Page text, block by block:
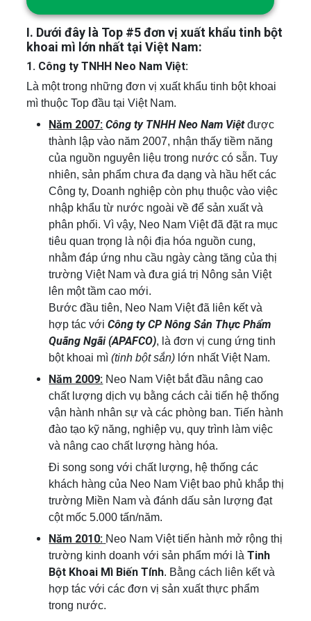
I. Dưới đây là Top #5 đơn vị xuất khẩu tinh bột
khoai mì lớn nhất tại Việt Nam:
1. Công ty TNHH Neo Nam Việt:
Là một trong những đơn vị xuất khẩu tinh bột khoai
mì thuộc Top đầu tại Việt Nam.
Năm 2007: Công ty TNHH Neo Nam Việt được
thành lập vào năm 2007, nhận thấy tiềm năng
của nguồn nguyên liệu trong nước có sẵn. Tuy
nhiên, sản phẩm chưa đa dạng và hầu hết các
Công ty, Doanh nghiệp còn phụ thuộc vào việc
nhập khẩu từ nước ngoài về để sản xuất và
phân phối. Vì vậy, Neo Nam Việt đã đặt ra mục
tiêu quan trọng là nội địa hóa nguồn cung,
nhằm đáp ứng nhu cầu ngày càng tăng của thị
trường Việt Nam và đưa giá trị Nông sản Việt
lên một tầm cao mới.
Bước đầu tiên, Neo Nam Việt đã liên kết và
hợp tác vớiCông ty CP Nông Sản Thực Phẩm
Quãng Ngãi (APAFCO), là đơn vị cung ứng tinh
bột khoai mì(tinh bột sắn) lớn nhất Việt Nam.
Năm 2009: Neo Nam Việt bắt đầu nâng cao
chất lượng dịch vụ bằng cách cải tiến hệ thống
vận hành nhân sự và các phòng ban. Tiến hành
đào tạo kỹ năng, nghiệp vụ, quy trình làm việc
và nâng cao chất lượng hàng hóa.
Đi song song với chất lượng, hệ thống các
khách hàng của Neo Nam Việt bao phủ khắp thị
trường Miền Nam và đánh dấu sản lượng đạt
cột mốc 5.000 tấn/năm.
Năm 2010: Neo Nam Việt tiến hành mở rộng thị
trường kinh doanh với sản phẩm mới làTinh
Bột Khoai Mì Biến Tính. Bằng cách liên kết và
hợp tác với các đơn vị sản xuất thực phẩm
trong nước.